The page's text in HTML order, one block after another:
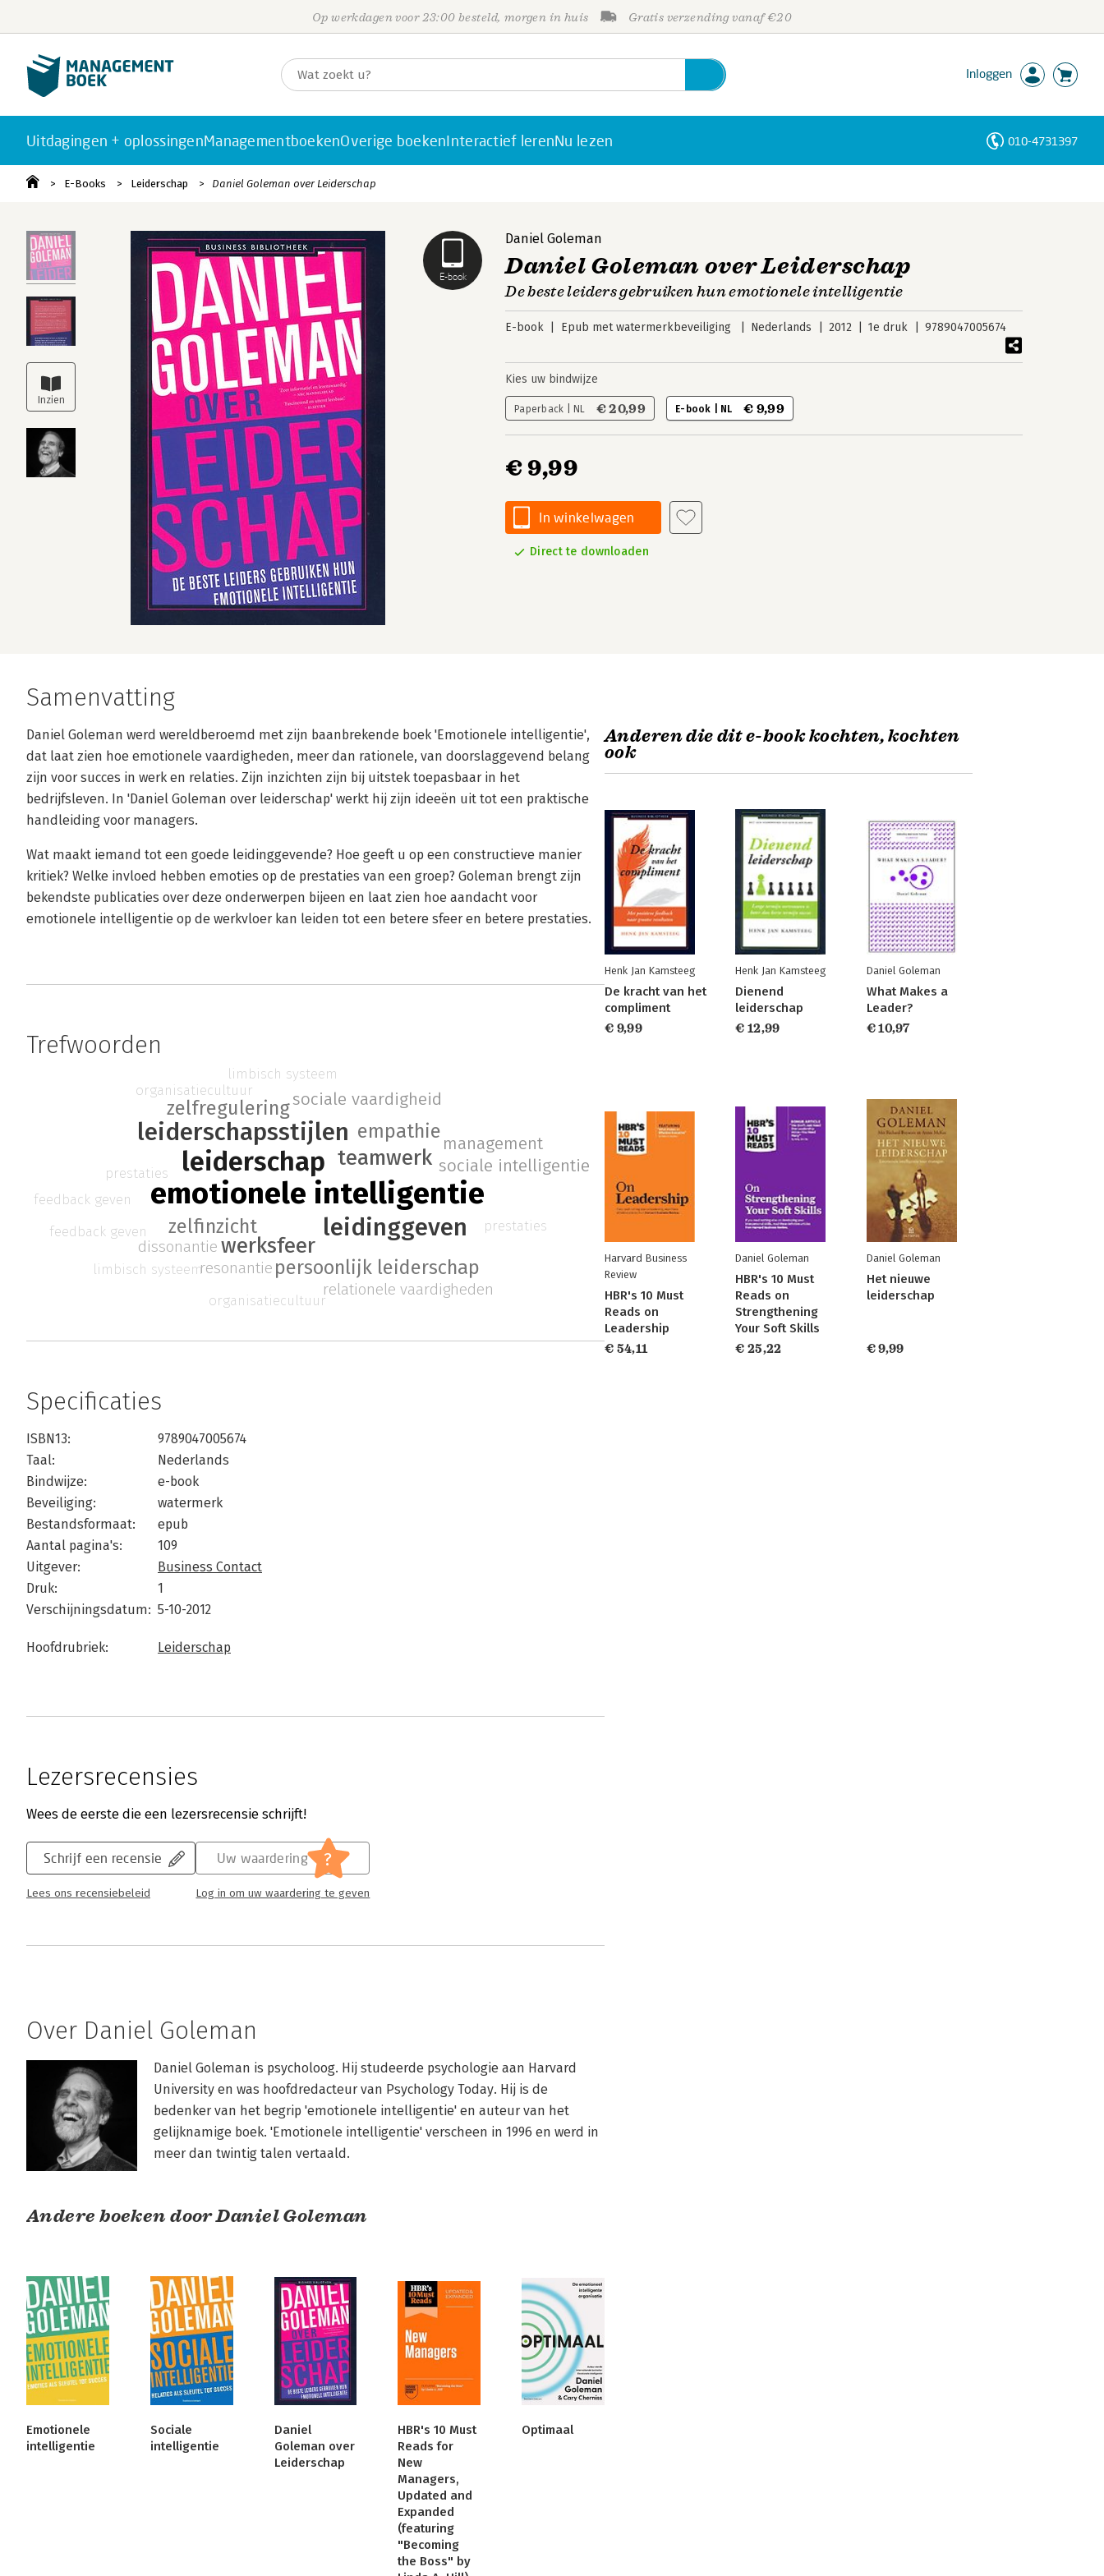
Op werkdagen voor 23:00 besteld, morgen in huis Gratis verzending vanaf €20
Inloggen
Uitdagingen + oplossingenManagementboekenOverige boekenInteractief lerenNu lezen 010-4731397
E-Books Leiderschap Daniel Goleman over Leiderschap
E-book
Daniel Goleman
Daniel Goleman over Leiderschap
De beste leiders gebruiken hun emotionele intelligentie
E-book Epub met watermerkbeveiliging Nederlands 2012 1e druk 9789047005674
Kies uw bindwijze
Paperback | NL € 20,99 E-book | NL € 9,99
€ 9,99
In winkelwagen
Direct te downloaden
Samenvatting
Daniel Goleman werd wereldberoemd met zijn baanbrekende boek 'Emotionele intelligentie',
dat laat zien hoe emotionele vaardigheden, meer dan rationele, van doorslaggevend belang
zijn voor succes in werk en relaties. Zijn inzichten zijn bij uitstek toepasbaar in het
bedrijfsleven. In 'Daniel Goleman over leiderschap' werkt hij zijn ideeën uit tot een praktische
handleiding voor managers.
Wat maakt iemand tot een goede leidinggevende? Hoe geeft u op een constructieve manier
kritiek? Welke invloed hebben emoties op de prestaties van een groep? Goleman brengt zijn
bekendste publicaties over deze onderwerpen bijeen en laat zien hoe aandacht voor
emotionele intelligentie op de werkvloer kan leiden tot een betere sfeer en betere prestaties.
Trefwoorden
emotionele intelligentie
leiderschap
leidinggeven
leiderschapsstijlen
teamwerk
werksfeer
persoonlijk leiderschap
zelfinzicht
zelfregulering
empathie
sociale vaardigheid
sociale intelligentie
management
resonantie
relationele vaardigheden
dissonantie
organisatiecultuur
prestaties
limbisch systeem
feedback geven
organisatiecultuur
prestaties
limbisch systeem
feedback geven
Specificaties
ISBN13:
9789047005674
Taal:
Nederlands
Bindwijze:
e-book
Beveiliging:
watermerk
Bestandsformaat:
epub
Aantal pagina's:
109
Uitgever:
Business Contact
Druk:
1
Verschijningsdatum: 5-10-2012
Hoofdrubriek: Leiderschap
Lezersrecensies
Wees de eerste die een lezersrecensie schrijft!
Schrijf een recensie
Lees ons recensiebeleid
Uw waardering ?
Log in om uw waardering te geven
Over Daniel Goleman
Daniel Goleman is psycholoog. Hij studeerde psychologie aan Harvard
University en was hoofdredacteur van Psychology Today. Hij is de
bedenker van het begrip 'emotionele intelligentie' en auteur van het
gelijknamige boek. 'Emotionele intelligentie' verscheen in 1996 en werd in
meer dan twintig talen vertaald.
Andere boeken door Daniel Goleman
Emotionele
intelligentie
Sociale
intelligentie
Daniel
Goleman over
Leiderschap
HBR's 10 Must
Reads for
New
Managers,
Updated and
Expanded
(featuring
"Becoming
the Boss" by
Optimaal
Anderen die dit e-book kochten, kochten
ook
Henk Jan Kamsteeg
De kracht van het
compliment
€ 9,99
Henk Jan Kamsteeg
Dienend
leiderschap
€ 12,99
Daniel Goleman
What Makes a
Leader?
€ 10,97
Harvard Business
Review
HBR's 10 Must
Reads on
Leadership
€ 54,11
Daniel Goleman
HBR's 10 Must
Reads on
Strengthening
Your Soft Skills
€ 25,22
Daniel Goleman
Het nieuwe
leiderschap
€ 9,99
Personen